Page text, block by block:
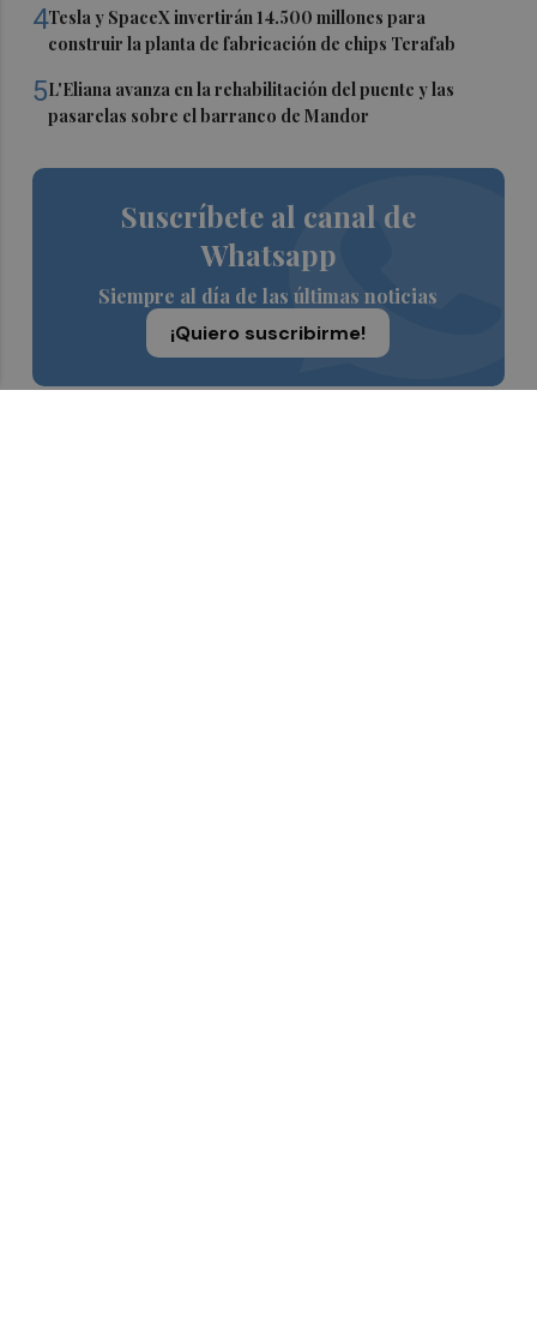
4Tesla y SpaceX invertirán 14.500 millones para
construir la planta de fabricación de chips Terafab
5L'Eliana avanza en la rehabilitación del puente y las
pasarelas sobre el barranco de Mandor
Suscríbete al canal de
Whatsapp
Siempre al día de las últimas noticias
¡Quiero suscribirme!